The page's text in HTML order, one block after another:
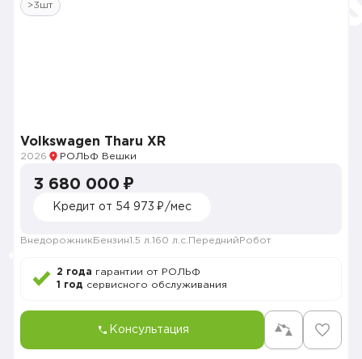
>3шт
Volkswagen Tharu XR
2026 РОЛЬФ Вешки
3 680 000 ₽
Кредит от 54 973 ₽/мес
Внедорожник Бензин1.5 л. 160 л.с. Передний Робот
2 года гарантии от РОЛЬФ
1 год сервисного обслуживания
Консультация